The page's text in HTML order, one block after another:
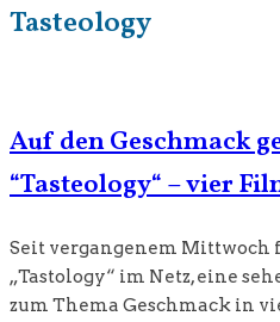
Tasteology
Auf den Geschmack
“Tasteology“ – vier
Seit vergangenem Mittwoch
„Tastology“ im Netz, eine
zum Thema Geschmack in